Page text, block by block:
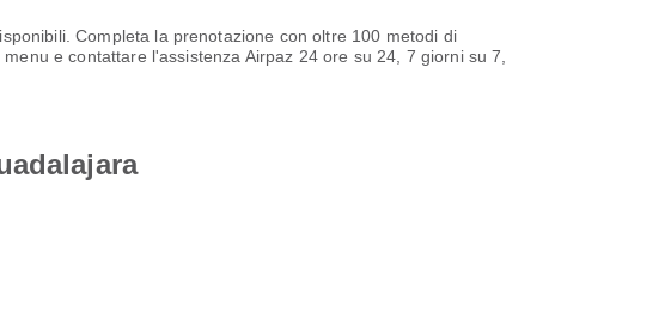
Completa la prenotazione con oltre 100 metodi di
e contattare l'assistenza Airpaz 24 ore su 24, 7 giorni su 7,